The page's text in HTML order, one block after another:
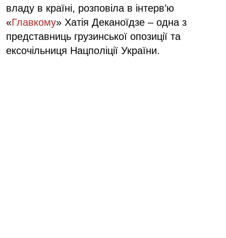
владу в країні, розповіла в інтерв’ю
«Главкому» Хатія Деканоїдзе – одна з
представниць грузинської опозиції та
ексочільниця Нацполіції України.